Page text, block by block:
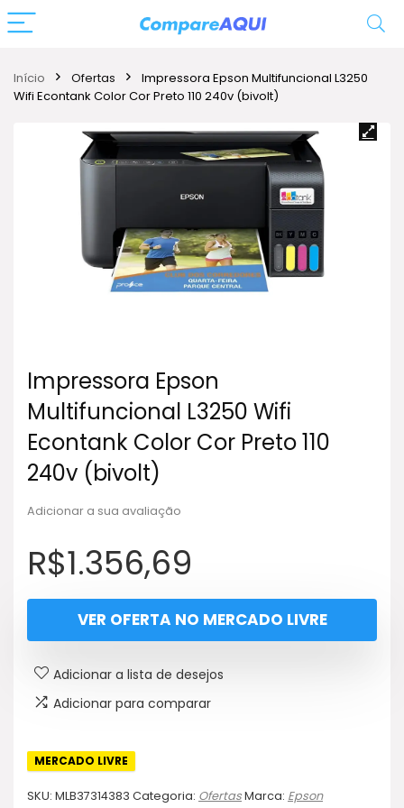
Início Ofertas
Impressora Epson Multifuncional L3250
Wifi Econtank Color Cor Preto 110 240v (bivolt)
Impressora Epson
Multifuncional L3250 Wifi
Econtank Color Cor Preto 110
240v (bivolt)
Adicionar a sua avaliação
R$1.356,69
VER OFERTA NO MERCADO LIVRE
Adicionar a lista de desejos
Adicionar para comparar
MERCADO LIVRE
SKU: MLB37314383 Categoria: OfertasMarca: Epson